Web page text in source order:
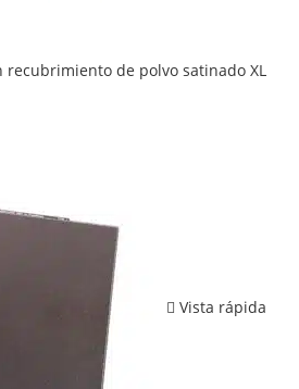
recubrimiento de polvo satinado XL
Vista rápida